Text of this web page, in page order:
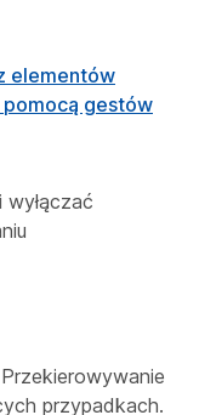
elementów
pomocą gestów
przypadkach.